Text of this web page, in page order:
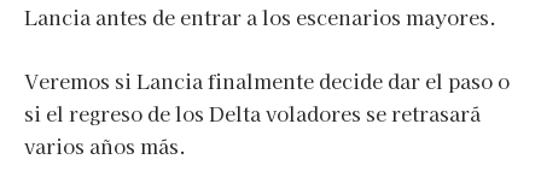
Lancia antes de entrar a los escenarios mayores.
Veremos si Lancia finalmente decide dar el paso o
si el regreso de los Delta voladores se retrasará
varios años más.